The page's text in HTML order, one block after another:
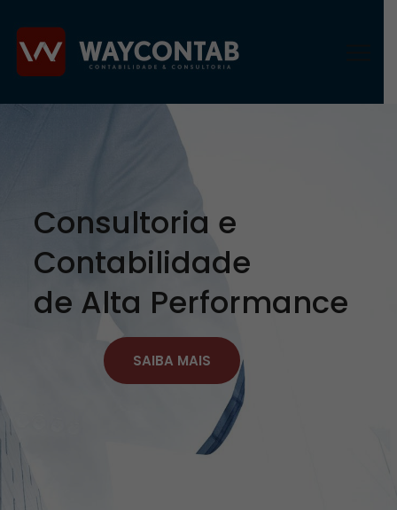
Consultoria e
Contabilidade
de Alta Performance
SAIBA MAIS